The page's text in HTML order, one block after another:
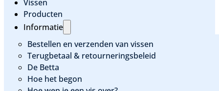
Vissen
Producten
Informatie
Bestellen en verzenden van vissen
Terugbetaal & retourneringsbeleid
De Betta
Hoe het begon